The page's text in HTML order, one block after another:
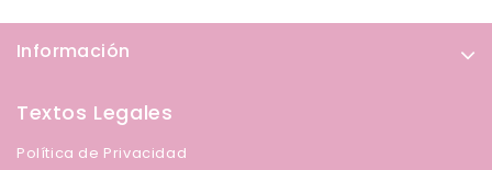
Información
Textos Legales
Política de Privacidad